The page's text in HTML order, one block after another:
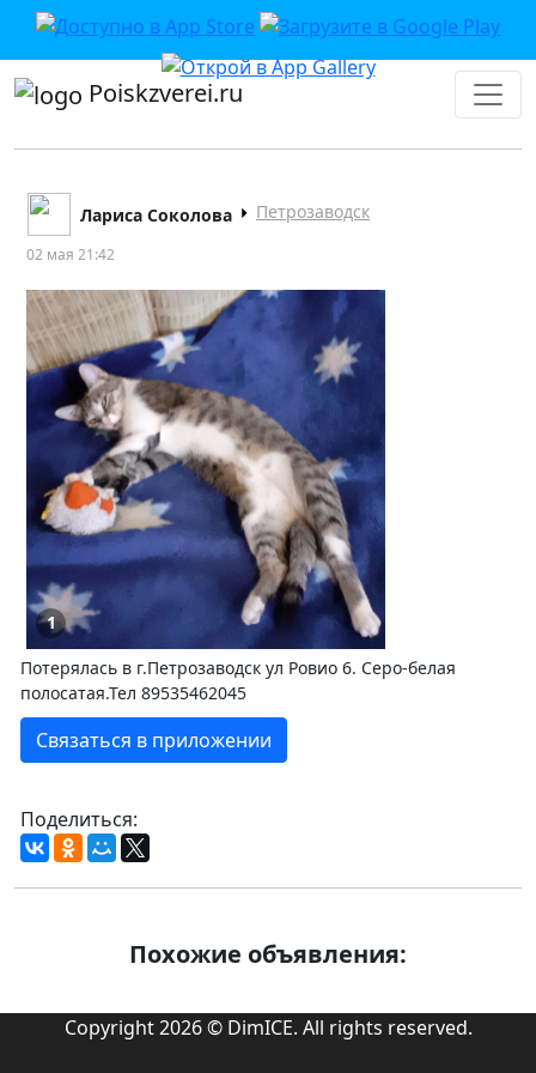
Poiskzverei.ru
Лариса Соколова Петрозаводск
02 мая 21:42
1
Потерялась в г.Петрозаводск ул Ровио 6. Серо-белая
полосатая.Тел 89535462045
Связаться в приложении
Поделиться:
Похожие объявления:
Copyright 2026 © DimICE. All rights reserved.